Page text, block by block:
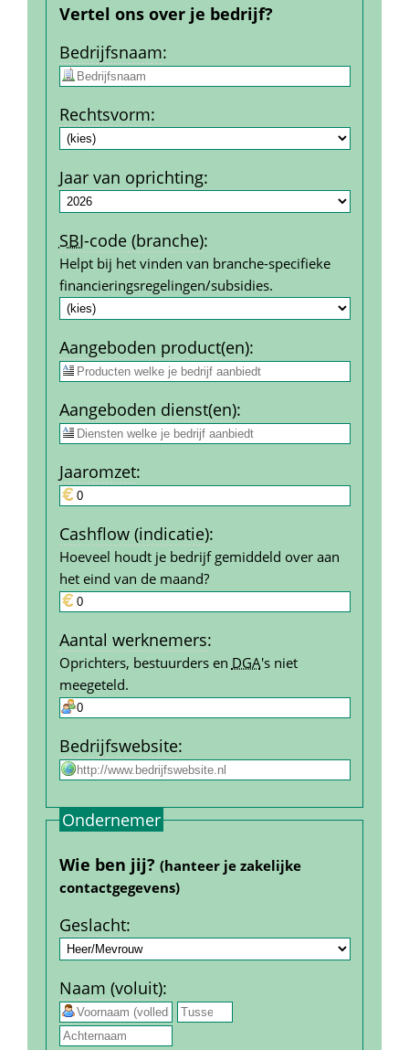
Vertel ons over je bedrijf?
Bedrijfs­naam:
Rechtsvorm:
Jaar van oprichting:
SBI-code (branche):
Helpt bij het vinden van branche-specifieke
financierings­regelingen/subsidies.
Aangeboden product(en):
Aangeboden dienst(en):
Jaar­omzet:
Cashflow (indicatie):
Hoeveel houdt je bedrijf gemiddeld over aan
het eind van de maand?
Aantal werk­nemers:
Oprichters, bestuurders en DGA's niet
meegeteld.
Bedrijfs­website:
Ondernemer
Wie ben jij? (hanteer je zakelijke
contact­gegevens)
Geslacht:
Naam (voluit):